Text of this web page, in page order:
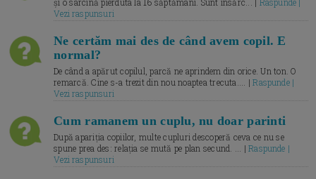
și o sarcină pierduta la 16 săptămâni. Sunt însărc... | Raspunde |
Vezi raspunsuri
Ne certăm mai des de când avem copil. E
normal?
De când a apărut copilul, parcă ne aprindem din orice. Un ton. O
remarcă. Cine s-a trezit din nou noaptea trecuta.... |Raspunde |
Vezi raspunsuri
Cum ramanem un cuplu, nu doar parinti
După apariția copiilor, multe cupluri descoperă ceva ce nu se
spune prea des: relația se mută pe plan secund. ... |Raspunde |
Vezi raspunsuri